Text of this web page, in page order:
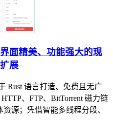
面精美、功能强大的现
展
Rust 语言打造、免费且无广
、FTP、BitTorrent 磁力链
源；凭借智能多线程分段、